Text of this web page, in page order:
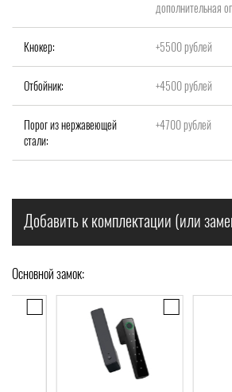
дополнительная
Кнокер: +5500 рублей
Отбойник: +4500 рублей
Порог из нержавеющей
стали:
+4700 рублей
Добавить к комплектации (или
Основной замок: